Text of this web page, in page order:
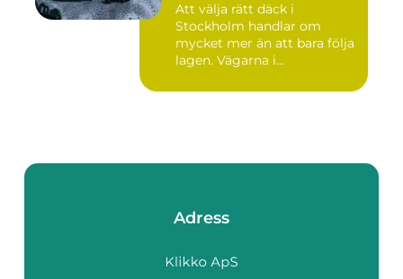
Att välja rätt däck i
Stockholm handlar om
mycket mer än att bara följa
lagen. Vägarna i
Adress